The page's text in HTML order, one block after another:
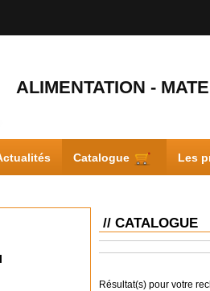
ALIMENTATION -
Catalogue Les
// CATALOGUE
Résultat(s) pour votre